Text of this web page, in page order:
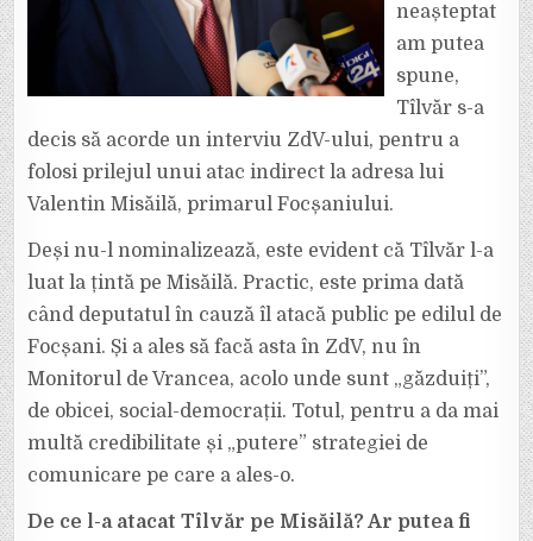
neașteptat
am putea
spune,
Tîlvăr s-a
decis să acorde un interviu ZdV-ului, pentru a
folosi prilejul unui atac indirect la adresa lui
Valentin Misăilă, primarul Focșaniului.
Deși nu-l nominalizează, este evident că Tîlvăr l-a
luat la țintă pe Misăilă. Practic, este prima dată
când deputatul în cauză îl atacă public pe edilul de
Focșani. Și a ales să facă asta în ZdV, nu în
Monitorul de Vrancea, acolo unde sunt „găzduiți”,
de obicei, social-democrații. Totul, pentru a da mai
multă credibilitate și „putere” strategiei de
comunicare pe care a ales-o.
De ce l-a atacat Tîlvăr pe Misăilă? Ar putea fi